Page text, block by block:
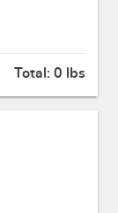
Total: 0 lbs